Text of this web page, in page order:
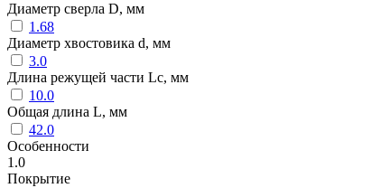
Диаметр сверла D, мм
1.68
Диаметр хвостовика d, мм
3.0
Длина режущей части Lc, мм
10.0
Общая длина L, мм
42.0
Особенности
1.0
Покрытие